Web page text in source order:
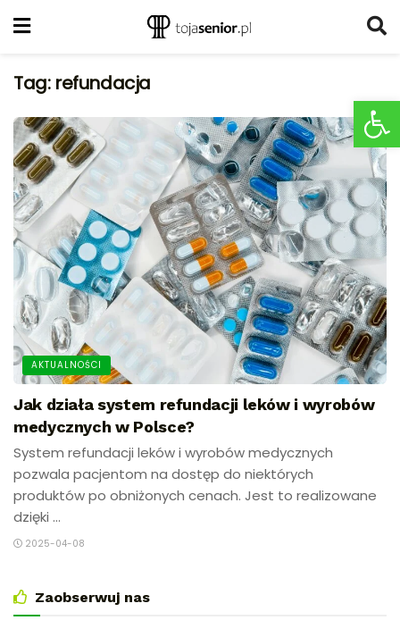
Tag: refundacja
AKTUALNOŚCI
Jak działa system refundacji leków i wyrobów
medycznych w Polsce?
System refundacji leków i wyrobów medycznych
pozwala pacjentom na dostęp do niektórych
produktów po obniżonych cenach. Jest to realizowane
dzięki ...
2025-04-08
Zaobserwuj nas